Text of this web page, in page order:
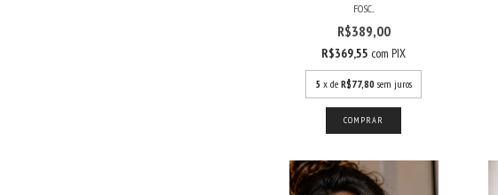
FOSC...
R$389,00
R$369,55 com PIX
5 x deR$77,80 sem juros